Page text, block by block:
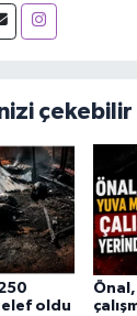
çekebilir
oldu